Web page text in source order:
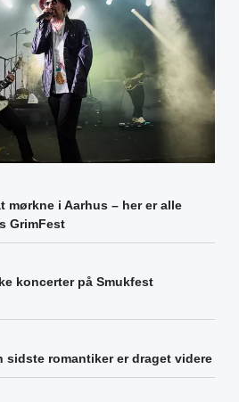
mørkne i Aarhus – her er alle
GrimFest
koncerter på Smukfest
sidste romantiker er draget videre